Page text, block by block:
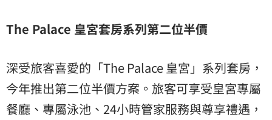
The Palace 皇宮套房系列第二位半價
深受旅客喜愛的「The Palace 皇宮」系列套房，
今年推出第二位半價方案。旅客可享受皇宮專屬
餐廳、專屬泳池、24小時管家服務與尊享禮遇，